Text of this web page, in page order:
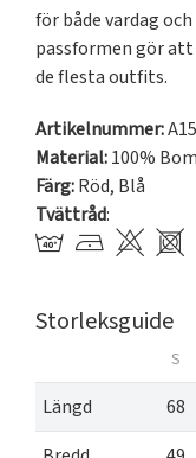
för både vardag
passformen gör
de flesta outfits.
Artikelnummer:
Material:100%
Färg:Röd, Blå
Tvättråd:
Storleksguide
S
Längd 68